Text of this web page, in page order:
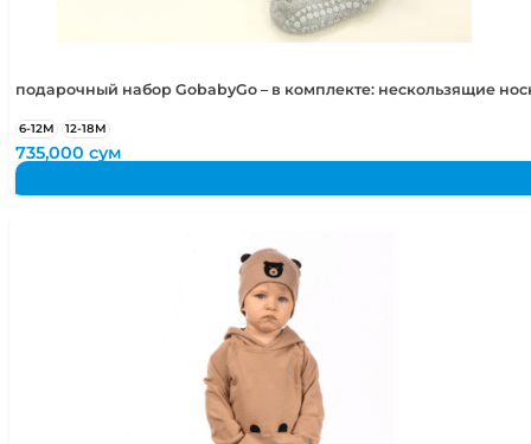
подарочный набор GobabyGo – в комплекте: нескользящие
6-12М 12-18М
735,000сум